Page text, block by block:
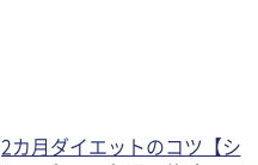
2カ月ダイエットのコツ【シ